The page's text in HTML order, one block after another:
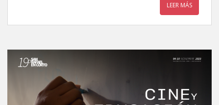
LEER MÁS